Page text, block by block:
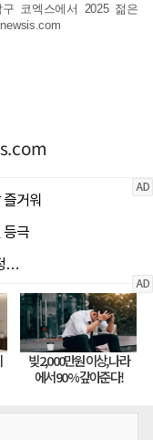
코엑스에서 2025 젊은